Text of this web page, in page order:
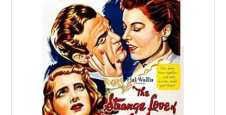
「ステラ・ダラス」（1937）*アカデミー主演女優賞
ノミネート
「大平原」（1939）
「ゴールデン・ボーイ」（1939）
レディ・イヴ」（1941）
「群衆」（1941）
教授と美女」（1941）*アカデミー主演女優賞ノミ
ネート